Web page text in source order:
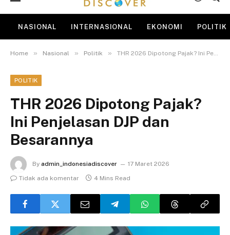
NASIONAL INTERNASIONAL EKONOMI POLITIK
Home » Nasional » Politik » THR 2026 Dipotong Pajak? Ini Penjelasan DJP dan Besarannya
POLITIK
THR 2026 Dipotong Pajak?
Ini Penjelasan DJP dan
Besarannya
By admin_indonesiadiscover
17 Maret 2026
Tidak ada komentar
4 Mins Read